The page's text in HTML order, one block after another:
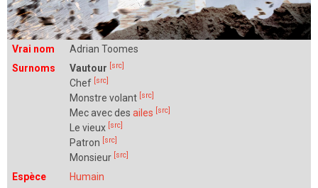
Vrai nom
Adrian Toomes
Surnoms
Vautour [src]
Chef [src]
Monstre volant [src]
Mec avec des ailes [src]
Le vieux [src]
Patron [src]
Monsieur [src]
Espèce
Humain